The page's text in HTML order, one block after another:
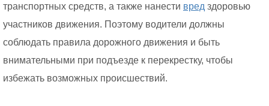
транспортных средств, а также нанести вред здоровью
участников движения. Поэтому водители должны
соблюдать правила дорожного движения и быть
внимательными при подъезде к перекрестку, чтобы
избежать возможных происшествий.